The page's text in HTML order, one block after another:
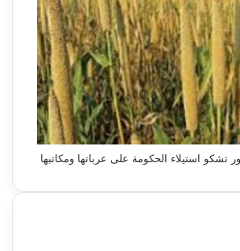
تشكو استيلاء الحكومة على عرباتها ومكاتبها